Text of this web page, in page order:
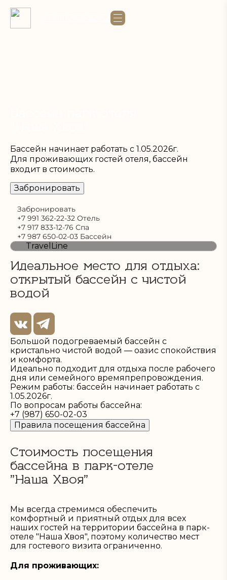
Бассейн начинает работать с 1.05.2026г.
Для проживающих гостей отеля, бассейн
входит в стоимость.
Забронировать
Забронировать
+7 991 362-22-32 Отель
+7 917 833-12-76 Спа
+7 987 650-02-03 Бассейн
TravelLine
Идеальное место для отдыха:
открытый бассейн с чистой
водой
Большой подогреваемый бассейн с
кристально чистой водой — оазис спокойствия
и комфорта.
Идеально подходит для отдыха после рабочего
дня или семейного времяпрепровождения.
Режим работы: бассейн начинает работать с
1.05.2026г.
По вопросам работы бассейна:
+7 (987) 650-02-03
Правила посещения бассейна
Стоимость посещения
бассейна в парк-отеле
"Наша Хвоя"
Мы всегда стремимся обеспечить
комфортный и приятный отдых для всех
наших гостей на территории бассейна в парк-
отеле "Наша Хвоя", поэтому количество мест
для гостевого визита ограниченно.
Для проживающих: